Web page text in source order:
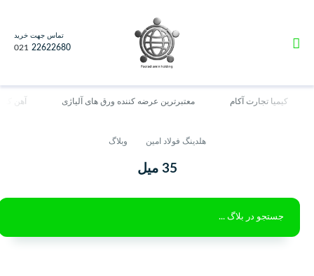
تماس جهت خرید
021 22622680
کیمیا تجارت آکام معتبرترین عرضه کننده ورق های آلیاژی آهن
هلدینگ فولاد امین وبلاگ
35 میل